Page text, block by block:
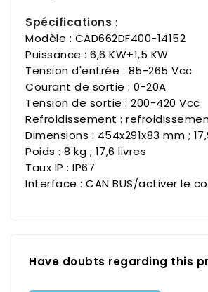
Spécifications :
Modèle : CAD662DF400-14152
Puissance : 6,6 KW+1,5 KW
Tension d'entrée : 85-265 Vcc
Courant de sortie : 0-20A
Tension de sortie : 200-420 Vcc
Refroidissement :
Dimensions : 454x291x83 mm ;
Poids : 8 kg ; 17,6 livres
Taux IP : IP67
Interface : CAN BUS/activer le
Have doubts regarding this